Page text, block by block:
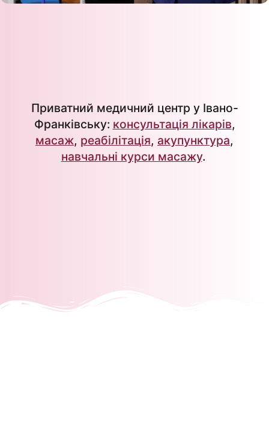
Приватний медичний центр у Івано-
Франківську: консультація лікарів,
масаж, реабілітація, акупунктура,
навчальні курси масажу.